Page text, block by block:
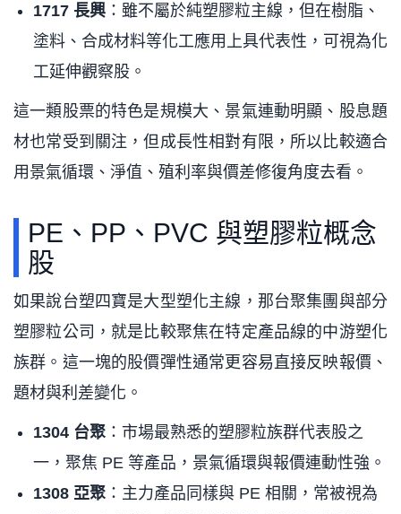
1717 長興 ：雖不屬於純塑膠粒主線，但在樹脂、
塗料、合成材料等化工應用上具代表性，可視為化
工延伸觀察股。
這一類股票的特色是規模大、景氣連動明顯、股息題
材也常受到關注，但成長性相對有限，所以比較適合
用景氣循環、淨值、殖利率與價差修復角度去看。
PE、PP、PVC 與塑膠粒概念
股
如果說台塑四寶是大型塑化主線，那台聚集團與部分
塑膠粒公司，就是比較聚焦在特定產品線的中游塑化
族群。這一塊的股價彈性通常更容易直接反映報價、
題材與利差變化。
1304 台聚 ：市場最熟悉的塑膠粒族群代表股之
一，聚焦 PE 等產品，景氣循環與報價連動性強。
1308 亞聚 ：主力產品同樣與 PE 相關，常被視為